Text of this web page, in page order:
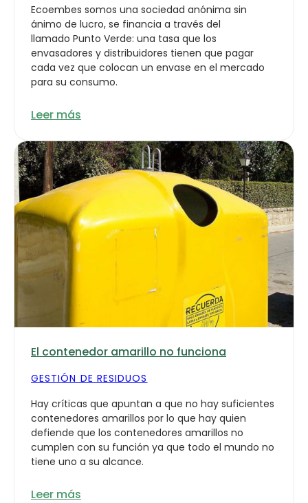
Ecoembes somos una sociedad anónima sin
ánimo de lucro, se financia a través del
llamado Punto Verde: una tasa que los
envasadores y distribuidores tienen que pagar
cada vez que colocan un envase en el mercado
para su consumo.
Leer más
El contenedor amarillo no funciona
GESTIÓN DE RESIDUOS
Hay críticas que apuntan a que no hay suficientes
contenedores amarillos por lo que hay quien
defiende que los contenedores amarillos no
cumplen con su función ya que todo el mundo no
tiene uno a su alcance.
Leer más